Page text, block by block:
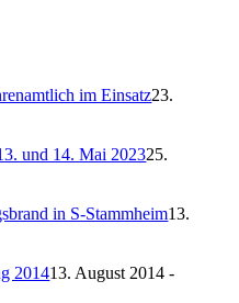
im Einsatz23.
und 14. Mai 202325.
in S-Stammheim13.
201413. August 2014 -